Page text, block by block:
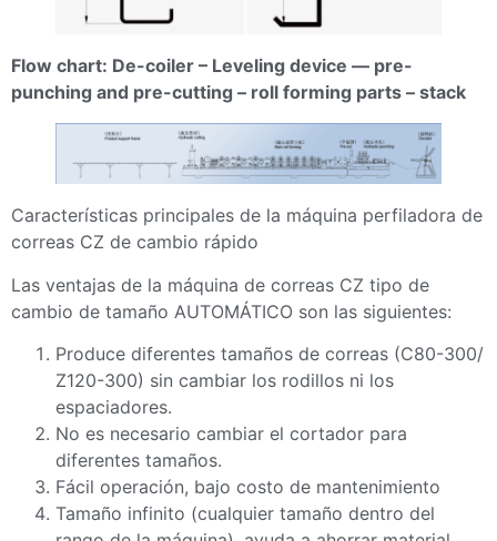
Flow chart: De-coiler – Leveling device — pre-
punching and pre-cutting – roll forming parts – stack
Características principales de la máquina perfiladora de
correas CZ de cambio rápido
Las ventajas de la máquina de correas CZ tipo de
cambio de tamaño AUTOMÁTICO son las siguientes:
Produce diferentes tamaños de correas (C80-300/
Z120-300) sin cambiar los rodillos ni los
espaciadores.
No es necesario cambiar el cortador para
diferentes tamaños.
Fácil operación, bajo costo de mantenimiento
Tamaño infinito (cualquier tamaño dentro del